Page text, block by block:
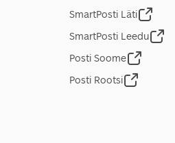
SmartPosti Läti
SmartPosti Leedu
Posti Soome
Posti Rootsi